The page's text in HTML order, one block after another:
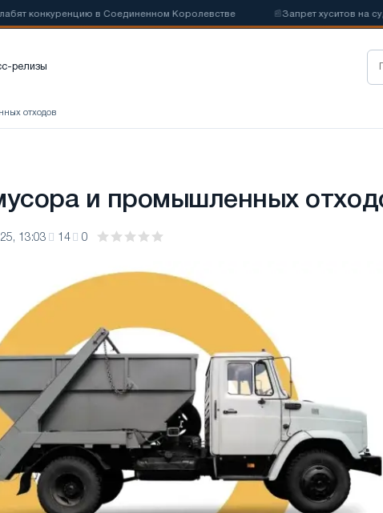
конкуренцию в Соединенном Королевстве Запрет хуситов на
релизы
отходов
и промышленных
13:03 14 0